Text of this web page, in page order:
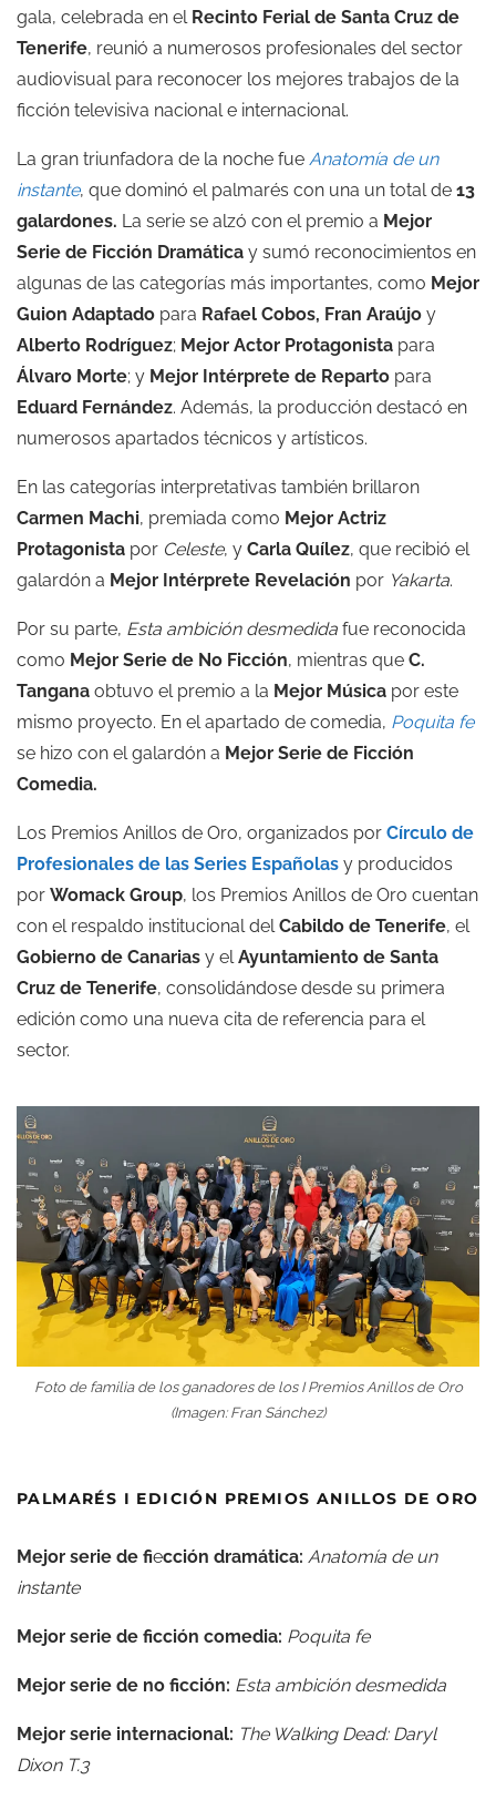
gala, celebrada en el Recinto Ferial de Santa Cruz de
Tenerife, reunió a numerosos profesionales del sector
audiovisual para reconocer los mejores trabajos de la
ficción televisiva nacional e internacional.
La gran triunfadora de la noche fue Anatomía de un
instante, que dominó el palmarés con una un total de 13
galardones. La serie se alzó con el premio a Mejor
Serie de Ficción Dramática y sumó reconocimientos en
algunas de las categorías más importantes, como Mejor
Guion Adaptado para Rafael Cobos, Fran Araújo y
Alberto Rodríguez; Mejor Actor Protagonista para
Álvaro Morte; y Mejor Intérprete de Reparto para
Eduard Fernández. Además, la producción destacó en
numerosos apartados técnicos y artísticos.
En las categorías interpretativas también brillaron
Carmen Machi, premiada como Mejor Actriz
Protagonista por Celeste, y Carla Quílez, que recibió el
galardón a Mejor Intérprete Revelación por Yakarta.
Por su parte, Esta ambición desmedida fue reconocida
como Mejor Serie de No Ficción, mientras que C.
Tangana obtuvo el premio a la Mejor Música por este
mismo proyecto. En el apartado de comedia, Poquita fe
se hizo con el galardón a Mejor Serie de Ficción
Comedia.
Los Premios Anillos de Oro, organizados por Círculo de
Profesionales de las Series Españolas y producidos
por Womack Group, los Premios Anillos de Oro cuentan
con el respaldo institucional delCabildo de Tenerife, el
Gobierno de Canarias y elAyuntamiento de Santa
Cruz de Tenerife, consolidándose desde su primera
edición como una nueva cita de referencia para el
sector.
Foto de familia de los ganadores de los I Premios Anillos de Oro
(Imagen: Fran Sánchez)
PALMARÉS I EDICIÓN PREMIOS ANILLOS DE ORO
Mejor serie de fiección dramática: Anatomía de un
instante
Mejor serie de ficción comedia: Poquita fe
Mejor serie de no ficción: Esta ambición desmedida
Mejor serie internacional: The Walking Dead: Daryl
Dixon T.3